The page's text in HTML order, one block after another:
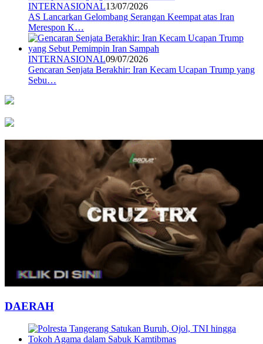
INTERNASIONAL13/07/2026
AS Lancarkan Gelombang Serangan Keempat atas Iran
Merespon K…
INTERNASIONAL09/07/2026
Gencaran Senjata Berakhir: Iran Kecam Ucapan Trump yang
Sebu…
DAERAH